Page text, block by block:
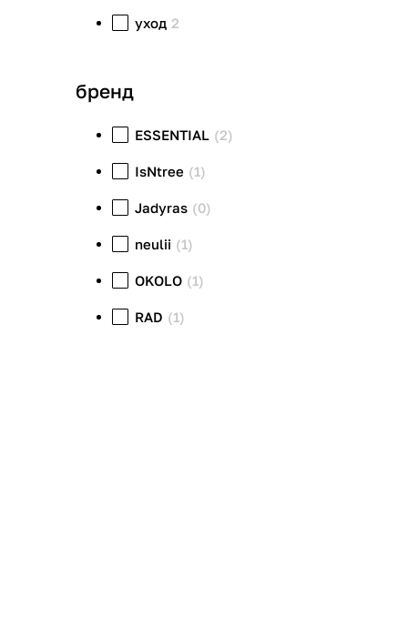
уход 2
бренд
ESSENTIAL (2)
IsNtree (1)
Jadyras (0)
neulii (1)
OKOLO (1)
RAD (1)